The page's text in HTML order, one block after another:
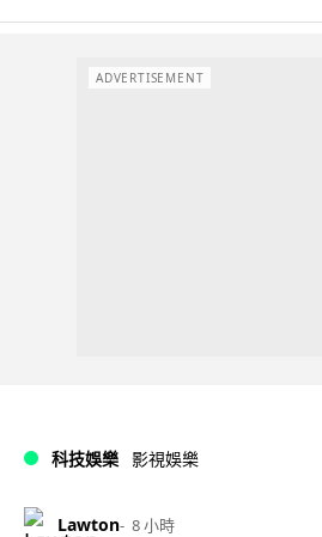
ADVERTISEMENT
科技娛樂 影視娛樂
Lawton 8 小時